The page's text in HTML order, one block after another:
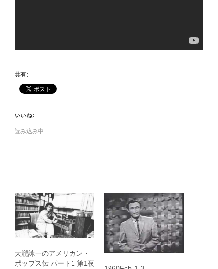
共有:
いいね:
読み込み中…
大瀧詠一のアメリカン・
ポップス伝 パート1 第1夜